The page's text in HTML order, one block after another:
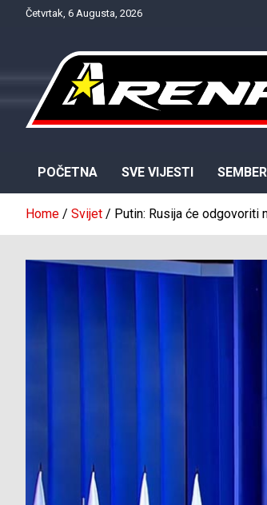
Četvrtak, 6 Augusta, 2026
POČETNA SVE VIJESTI
Home Svijet Putin: Rusija će odgovoriti